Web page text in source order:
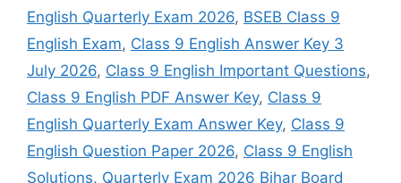
English Quarterly Exam 2026, BSEB Class 9
English Exam, Class 9 English Answer Key 3
July 2026, Class 9 English Important Questions,
Class 9 English PDF Answer Key, Class 9
English Quarterly Exam Answer Key, Class 9
English Question Paper 2026, Class 9 English
Solutions, Quarterly Exam 2026 Bihar Board